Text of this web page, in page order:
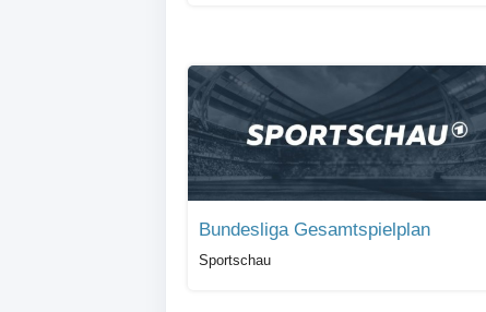
Bundesliga Gesamtspielplan
Sportschau